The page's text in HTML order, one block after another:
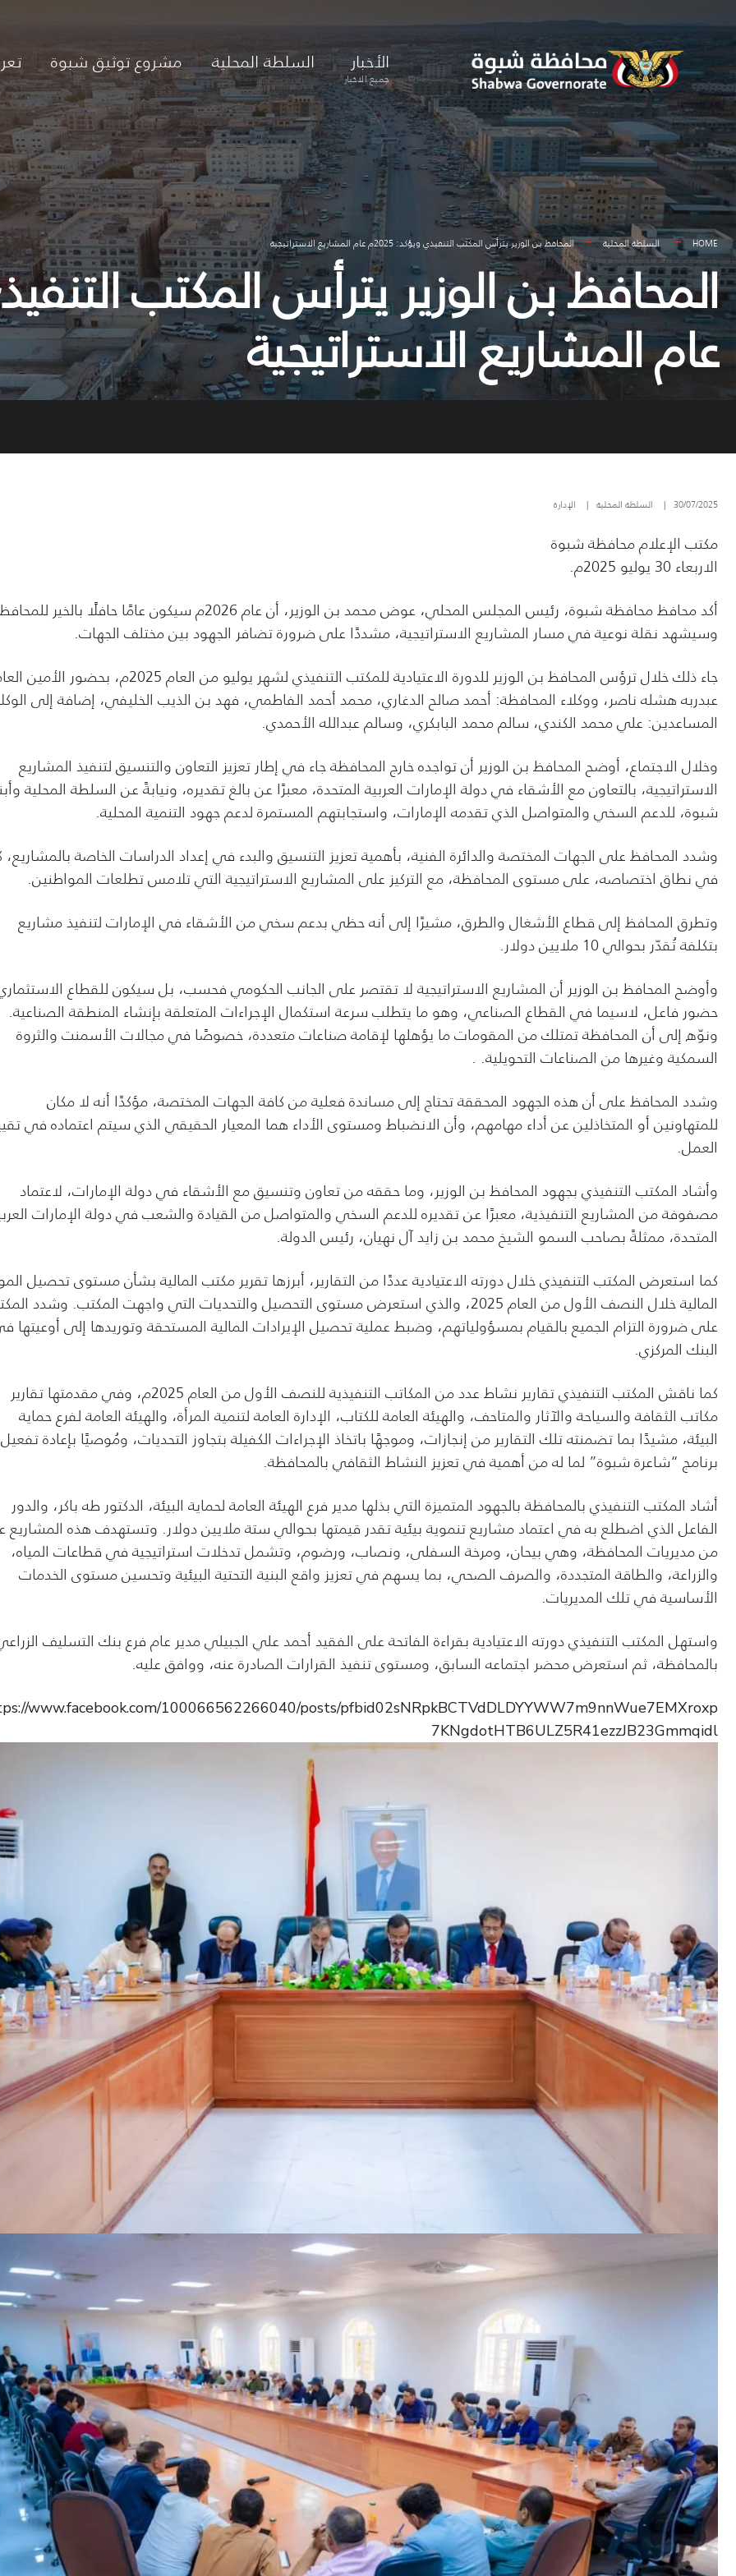
content
الأخبار
جميع الاخبار
السلطة المحلية مشروع توثيق شبوة
HOME السلطة المحلية المحافظ بن الوزير يترأس المكتب التنفيذي ويؤكد: 2025م عام المشاريع الاستراتيجية
عام المشاريع الاستراتيجية
30/07/2025
| السلطة المحلية | الإدارة
مكتب الإعلام محافظة شبوة
الاربعاء 30 يوليو 2025م.
أكد محافظ محافظة شبوة، رئيس المجلس المحلي، عوض محمد بن الوزير، أن عام 2026م سيكون عامًا حافلًا بالخير
وسيشهد نقلة نوعية في مسار المشاريع الاستراتيجية، مشددًا على ضرورة تضافر الجهود بين مختلف الجهات.
جاء ذلك خلال ترؤس المحافظ بن الوزير للدورة الاعتيادية للمكتب التنفيذي لشهر يوليو من العام 2025م، بحضور
عبدربه هشله ناصر، ووكلاء المحافظة: أحمد صالح الدغاري، محمد أحمد الفاطمي، فهد بن الذيب الخليفي، إضافة إلى
المساعدين: علي محمد الكندي، سالم محمد البابكري، وسالم عبدالله الأحمدي.
وخلال الاجتماع، أوضح المحافظ بن الوزير أن تواجده خارج المحافظة جاء في إطار تعزيز التعاون والتنسيق لتنفيذ المشاريع
الاستراتيجية، بالتعاون مع الأشقاء في دولة الإمارات العربية المتحدة، معبرًا عن بالغ تقديره، ونيابةً عن السلطة المحلية
شبوة، للدعم السخي والمتواصل الذي تقدمه الإمارات، واستجابتهم المستمرة لدعم جهود التنمية المحلية.
وشدد المحافظ على الجهات المختصة والدائرة الفنية، بأهمية تعزيز التنسيق والبدء في إعداد الدراسات الخاصة
في نطاق اختصاصه، على مستوى المحافظة، مع التركيز على المشاريع الاستراتيجية التي تلامس تطلعات المواطنين.
وتطرق المحافظ إلى قطاع الأشغال والطرق، مشيرًا إلى أنه حظي بدعم سخي من الأشقاء في الإمارات لتنفيذ مشاريع
بتكلفة تُقدّر بحوالي 10 ملايين دولار.
وأوضح المحافظ بن الوزير أن المشاريع الاستراتيجية لا تقتصر على الجانب الحكومي فحسب، بل سيكون للقطاع
حضور فاعل، لاسيما في القطاع الصناعي، وهو ما يتطلب سرعة استكمال الإجراءات المتعلقة بإنشاء المنطقة الصناعية.
ونوّه إلى أن المحافظة تمتلك من المقومات ما يؤهلها لإقامة صناعات متعددة، خصوصًا في مجالات الأسمنت والثروة
السمكية وغيرها من الصناعات التحويلية. .
وشدد المحافظ على أن هذه الجهود المحققة تحتاج إلى مساندة فعلية من كافة الجهات المختصة، مؤكدًا أنه لا مكان
للمتهاونين أو المتخاذلين عن أداء مهامهم، وأن الانضباط ومستوى الأداء هما المعيار الحقيقي الذي سيتم اعتماده في
العمل.
وأشاد المكتب التنفيذي بجهود المحافظ بن الوزير، وما حققه من تعاون وتنسيق مع الأشقاء في دولة الإمارات، لاعتماد
مصفوفة من المشاريع التنفيذية، معبرًا عن تقديره للدعم السخي والمتواصل من القيادة والشعب في دولة الإمارات
المتحدة، ممثلةً بصاحب السمو الشيخ محمد بن زايد آل نهيان، رئيس الدولة.
كما استعرض المكتب التنفيذي خلال دورته الاعتيادية عددًا من التقارير، أبرزها تقرير مكتب المالية بشأن مستوى تحصيل
المالية خلال النصف الأول من العام 2025، والذي استعرض مستوى التحصيل والتحديات التي واجهت المكتب. وشدد
على ضرورة التزام الجميع بالقيام بمسؤولياتهم، وضبط عملية تحصيل الإيرادات المالية المستحقة وتوريدها إلى أوعيتها
البنك المركزي.
كما ناقش المكتب التنفيذي تقارير نشاط عدد من المكاتب التنفيذية للنصف الأول من العام 2025م، وفي مقدمتها تقارير
مكاتب الثقافة والسياحة والآثار والمتاحف، والهيئة العامة للكتاب، الإدارة العامة لتنمية المرأة، والهيئة العامة لفرع حماية
البيئة، مشيدًا بما تضمنته تلك التقارير من إنجازات، وموجهًا باتخاذ الإجراءات الكفيلة بتجاوز التحديات، ومُوصيًا بإعادة تفعيل
برنامج “شاعرة شبوة” لما له من أهمية في تعزيز النشاط الثقافي بالمحافظة.
أشاد المكتب التنفيذي بالمحافظة بالجهود المتميزة التي بذلها مدير فرع الهيئة العامة لحماية البيئة، الدكتور طه باكر، والدور
الفاعل الذي اضطلع به في اعتماد مشاريع تنموية بيئية تقدر قيمتها بحوالي ستة ملايين دولار. وتستهدف هذه المشاريع
من مديريات المحافظة، وهي بيحان، ومرخة السفلى، ونصاب، ورضوم، وتشمل تدخلات استراتيجية في قطاعات المياه،
والزراعة، والطاقة المتجددة، والصرف الصحي، بما يسهم في تعزيز واقع البنية التحتية البيئية وتحسين مستوى الخدمات
الأساسية في تلك المديريات.
واستهل المكتب التنفيذي دورته الاعتيادية بقراءة الفاتحة على الفقيد أحمد علي الجبيلي مدير عام فرع بنك التسليف
بالمحافظة، ثم استعرض محضر اجتماعه السابق، ومستوى تنفيذ القرارات الصادرة عنه، ووافق عليه.
www.facebook.com/100066562266040/posts/pfbid02sNRpkBCTVdDLDYYWW7m9nnWue7EMXroxp
7KNgdotHTB6ULZ5R41ezzJB23Gmmqidl